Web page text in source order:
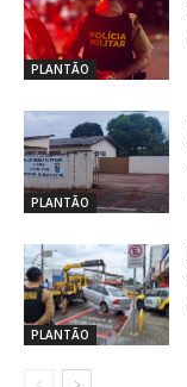
PLANTÃO
PLANTÃO
PLANTÃO